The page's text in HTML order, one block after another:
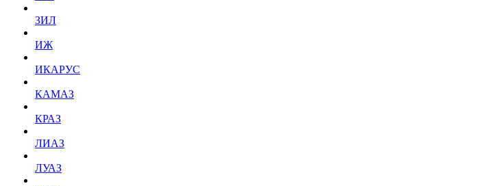
ЗИЛ
ИЖ
ИКАРУС
КАМАЗ
КРАЗ
ЛИАЗ
ЛУАЗ